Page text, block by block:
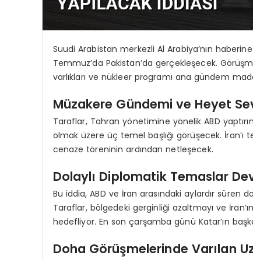
Suudi Arabistan merkezli Al Arabiya’nın
Temmuz’da Pakistan’da gerçekleşecek.
varlıkları ve nükleer programı ana gündem
Müzakere Gündemi ve Heyet
Taraflar, Tahran yönetimine yönelik ABD
olmak üzere üç temel başlığı görüşecek.
cenaze töreninin ardından netleşecek.
Dolaylı Diplomatik Temaslar
Bu iddia, ABD ve İran arasındaki aylardır
Taraflar, bölgedeki gerginliği azaltmayı ve
hedefliyor. En son çarşamba günü Katar’ın
Doha Görüşmelerinde Varılan